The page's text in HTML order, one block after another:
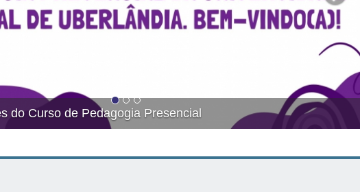
Início das atividades do Curso de Pedagogia EaD